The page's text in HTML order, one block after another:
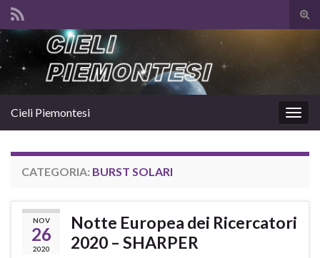
il
Search for:
la
Cieli Piemontesi
CATEGORIA: BURST SOLARI
NOV
26
2020
Notte Europea dei Ricercatori
2020 – SHARPER